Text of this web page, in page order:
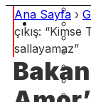
Ana Sayfa ›
çıkış:
sallayamaz”